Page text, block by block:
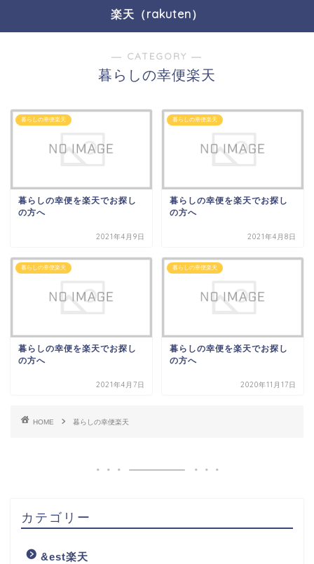
楽天（rakuten）
― CATEGORY ―
暮らしの幸便楽天
暮らしの幸便楽天
暮らしの幸便を楽天でお探し
の方へ
2021年4月9日
暮らしの幸便楽天
暮らしの幸便を楽天でお探し
の方へ
2021年4月8日
暮らしの幸便楽天
暮らしの幸便を楽天でお探し
の方へ
2021年4月7日
暮らしの幸便楽天
暮らしの幸便を楽天でお探し
の方へ
2020年11月17日
HOME 暮らしの幸便楽天
カテゴリー
&est楽天